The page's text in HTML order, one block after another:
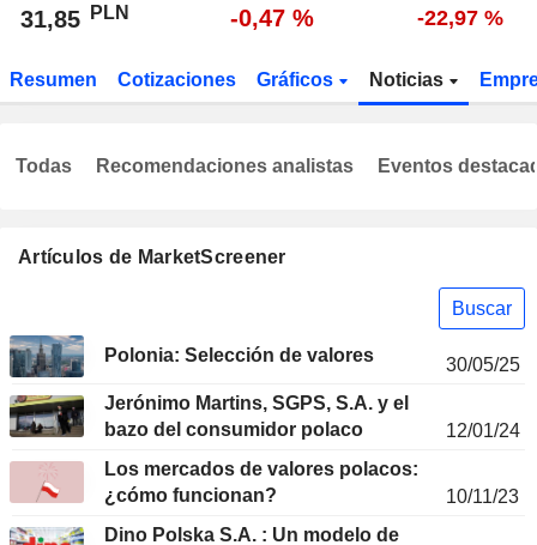
31,85 PLN -0,47 % -22,97 %
Resumen Cotizaciones Gráficos Noticias
Artículos de MarketScreener
Buscar
Polonia: Selección de valores
30/05/25
Jerónimo Martins, SGPS, S.A. y el
bazo del consumidor polaco
12/01/24
Los mercados de valores polacos:
¿cómo funcionan?
10/11/23
Dino Polska S.A. : Un modelo de
Todas Recomendaciones analistas Eventos